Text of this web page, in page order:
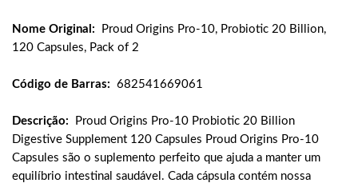
Nome Original:
Proud Origins Pro-10, Probiotic 20 Billion,
120 Capsules, Pack of 2
Código de Barras: 682541669061
Descrição:
Proud Origins Pro-10 Probiotic 20 Billion
Digestive Supplement 120 Capsules Proud Origins Pro-10
Capsules são o suplemento perfeito que ajuda a manter um
equilíbrio intestinal saudável. Cada cápsula contém nossa